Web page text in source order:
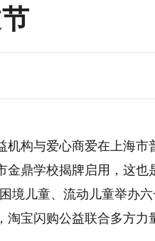
构与爱心商爱在上海市
金鼎学校揭牌启用，这也
境儿童、流动儿童举办
淘宝闪购公益联合多方力